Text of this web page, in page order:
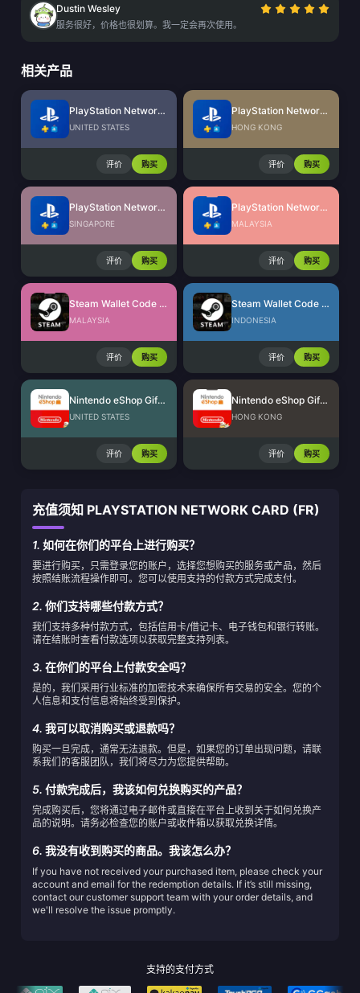
Dustin Wesley
服务很好，价格也很划算。我一定会再次使用。
相关产品
PlayStation Network Card (US)
UNITED STATES
评价 购买
PlayStation Network Card (HK)
HONG KONG
评价 购买
PlayStation Network Card (SG)
SINGAPORE
评价 购买
PlayStation Network Card (MY)
MALAYSIA
评价 购买
Steam Wallet Code (MYR)
MALAYSIA
评价 购买
Steam Wallet Code (IDR)
INDONESIA
评价 购买
Nintendo eShop Gift Card (US)
UNITED STATES
评价 购买
Nintendo eShop Gift Card (HK)
HONG KONG
评价 购买
充值须知 PLAYSTATION NETWORK CARD (FR)
1. 如何在你们的平台上进行购买？
要进行购买，只需登录您的账户，选择您想购买的服务或产品，然后
按照结账流程操作即可。您可以使用支持的付款方式完成支付。
2. 你们支持哪些付款方式？
我们支持多种付款方式，包括信用卡/借记卡、电子钱包和银行转账。
请在结账时查看付款选项以获取完整支持列表。
3. 在你们的平台上付款安全吗？
是的，我们采用行业标准的加密技术来确保所有交易的安全。您的个
人信息和支付信息将始终受到保护。
4. 我可以取消购买或退款吗？
购买一旦完成，通常无法退款。但是，如果您的订单出现问题，请联
系我们的客服团队，我们将尽力为您提供帮助。
5. 付款完成后，我该如何兑换购买的产品？
完成购买后，您将通过电子邮件或直接在平台上收到关于如何兑换产
品的说明。请务必检查您的账户或收件箱以获取兑换详情。
6. 我没有收到购买的商品。我该怎么办？
If you have not received your purchased item, please check your
account and email for the redemption details. If it’s still missing,
contact our customer support team with your order details, and
we'll resolve the issue promptly.
支持的支付方式